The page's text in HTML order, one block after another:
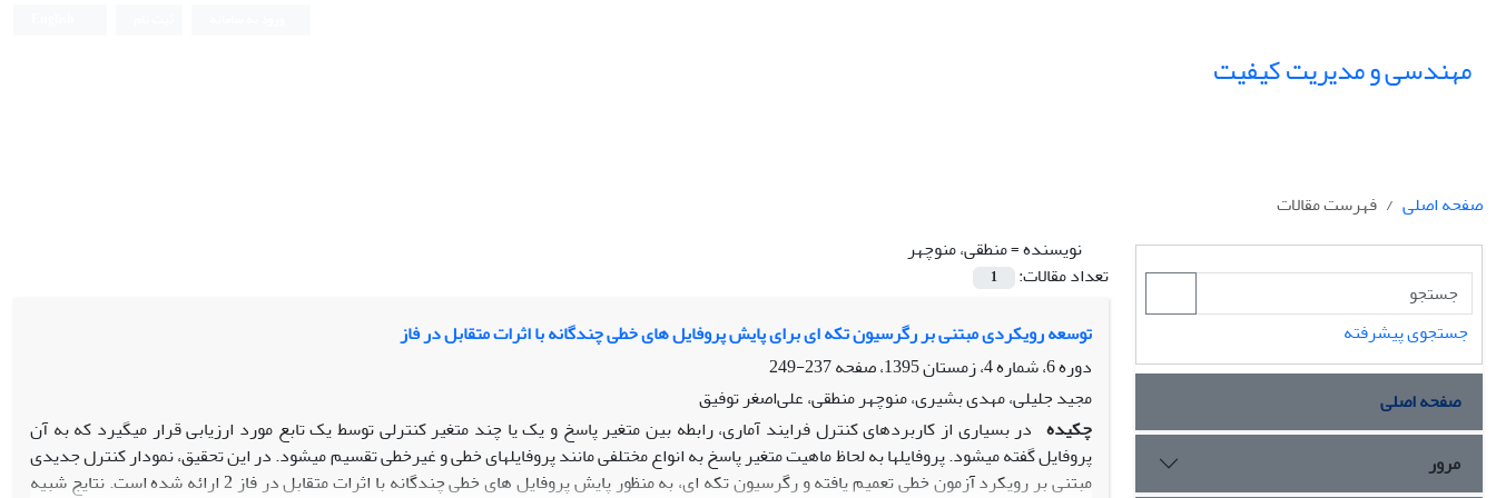
مهندسی و مدیریت کیفیت
صفحه اصلی
فهرست مقالات
نویسنده =منطقی، منوچهر
تعداد مقالات:
1
توسعه رویکردی مبتنی بر رگرسیون تکه ای برای پایش پروفایل های خطی چندگانه با اثرات متقابل در فاز
دوره 6، شماره 4، زمستان 1395، صفحه
237-249
مجید جلیلی، مهدی بشیری، منوچهر منطقی، علی‌اصغر توفیق
چکیده در بسیاری از کاربردهای کنترل فرایند آماری، رابطه بین متغیر پاسخ و یک یا چند متغیر کنترلی توسط یک تابع مورد ارزیابی قرار می­­گیرد که به آن
پروفایل گفته می­شود. پروفایل­ها به لحاظ ماهیت متغیر پاسخ به انواع مختلفی مانند پروفایل­های خطی و غیرخطی تقسیم می­شود. در این تحقیق، نمودار کنترل جدیدی
مبتنی بر رویکرد آزمون خطی تعمیم یافته و رگرسیون تکه ای، به منظور پایش پروفایل های خطی چندگانه با اثرات متقابل در فاز 2 ارائه شده است. نتایج شبیه
جستجوی پیشرفته
صفحه اصلی
مرور